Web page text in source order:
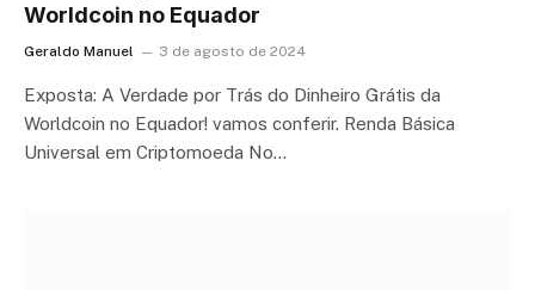
Worldcoin no Equador
Geraldo Manuel 3 de agosto de 2024
Exposta: A Verdade por Trás do Dinheiro Grátis da
Worldcoin no Equador! vamos conferir. Renda Básica
Universal em Criptomoeda No…